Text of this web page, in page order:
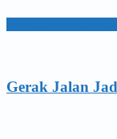
Gerak Jalan